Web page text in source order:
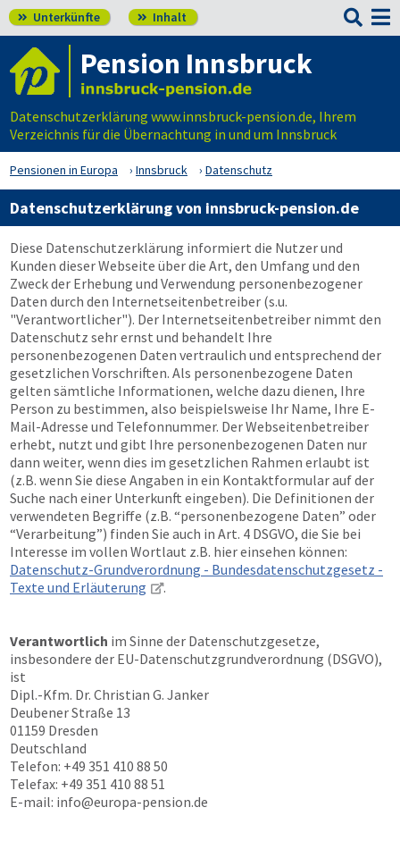
 Unterkünfte  Inhalt 
Pension Innsbruck
Datenschutzerklärung www.innsbruck-pension.de, Ihrem
Verzeichnis für die Übernachtung in und um Innsbruck
Pensionen in Europa Innsbruck Datenschutz
Datenschutzerklärung von innsbruck-pension.de
Diese Datenschutzerklärung informiert die Nutzer und
Kunden dieser Webseite über die Art, den Umfang und den
Zweck der Erhebung und Verwendung personenbezogener
Daten durch den Internetseitenbetreiber (s.u.
"Verantwortlicher"). Der Internetseitenbetreiber nimmt den
Datenschutz sehr ernst und behandelt Ihre
personenbezogenen Daten vertraulich und entsprechend der
gesetzlichen Vorschriften. Als personenbezogene Daten
gelten sämtliche Informationen, welche dazu dienen, Ihre
Person zu bestimmen, also beispielsweise Ihr Name, Ihre E-
Mail-Adresse und Telefonnummer. Der Webseitenbetreiber
erhebt, nutzt und gibt Ihre personenbezogenen Daten nur
dann weiter, wenn dies im gesetzlichen Rahmen erlaubt ist
(z.B. wenn Sie diese Angaben in ein Kontaktformular auf der
Suche nach einer Unterkunft eingeben). Die Definitionen der
verwendeten Begriffe (z.B. “personenbezogene Daten” oder
“Verarbeitung”) finden Sie auch in Art. 4 DSGVO, die Sie bei
Interesse im vollen Wortlaut z.B. hier einsehen können:
Datenschutz-Grundverordnung - Bundesdatenschutzgesetz -
Texte und Erläuterung
.
Verantwortlich im Sinne der Datenschutzgesetze,
insbesondere der EU-Datenschutzgrundverordnung (DSGVO),
ist
Dipl.-Kfm. Dr. Christian G. Janker
Deubener Straße 13
01159 Dresden
Deutschland
Telefon: +49 351 410 88 50
Telefax: +49 351 410 88 51
E-mail: info@europa-pension.de